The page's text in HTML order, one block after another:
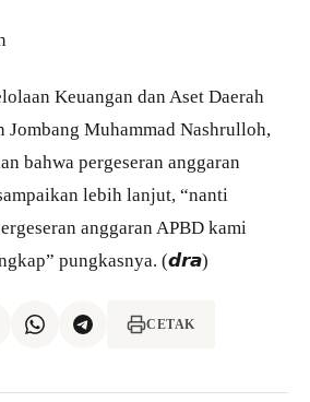
Keuangan dan Aset Daerah
Jombang Muhammad Nashrulloh,
bahwa pergeseran anggaran
lebih lanjut, “nanti
anggaran APBD kami
pungkasnya. (𝙙𝙧𝙖)
CETAK